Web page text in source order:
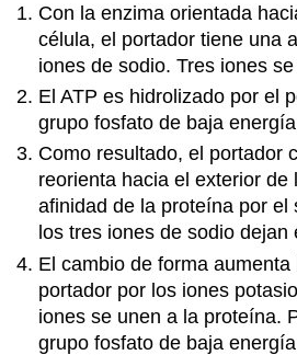
Con la enzima orientada
célula, el portador tiene una
iones de sodio. Tres iones
El ATP es hidrolizado por el
grupo fosfato de baja
Como resultado, el portador
reorienta hacia el exterior de
afinidad de la proteína por el
los tres iones de sodio dejan
El cambio de forma aumenta
portador por los iones
iones se unen a la proteína.
grupo fosfato de baja